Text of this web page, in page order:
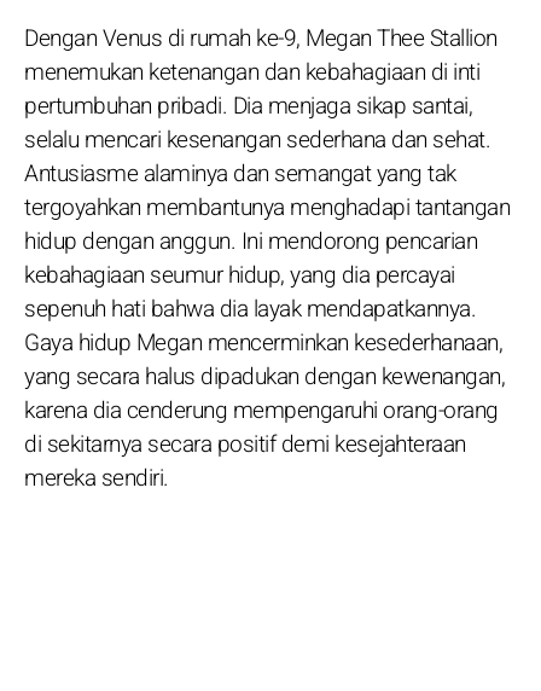
Dengan Venus di rumah ke-9, Megan Thee Stallion
menemukan ketenangan dan kebahagiaan di inti
pertumbuhan pribadi. Dia menjaga sikap santai,
selalu mencari kesenangan sederhana dan sehat.
Antusiasme alaminya dan semangat yang tak
tergoyahkan membantunya menghadapi tantangan
hidup dengan anggun. Ini mendorong pencarian
kebahagiaan seumur hidup, yang dia percayai
sepenuh hati bahwa dia layak mendapatkannya.
Gaya hidup Megan mencerminkan kesederhanaan,
yang secara halus dipadukan dengan kewenangan,
karena dia cenderung mempengaruhi orang-orang
di sekitarnya secara positif demi kesejahteraan
mereka sendiri.